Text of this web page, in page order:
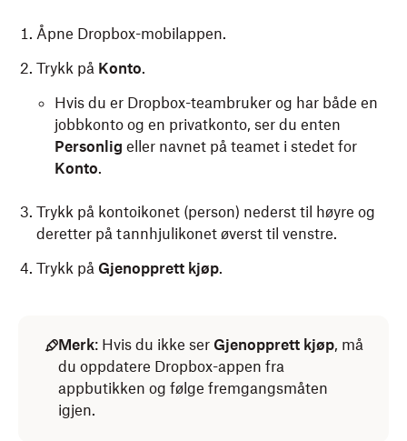
Åpne Dropbox-mobilappen.
Trykk på Konto.
Hvis du er Dropbox-teambruker og har både en
jobbkonto og en privatkonto, ser du enten
Personlig eller navnet på teamet i stedet for
Konto.
Trykk på kontoikonet (person) nederst til høyre og
deretter på tannhjulikonet øverst til venstre.
Trykk på Gjenopprett kjøp.
Merk: Hvis du ikke ser Gjenopprett kjøp, må
du oppdatere Dropbox-appen fra
appbutikken og følge fremgangsmåten
igjen.